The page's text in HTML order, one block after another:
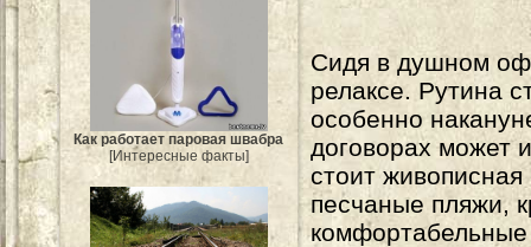
Как работает паровая швабра
[Интересные факты]
Сидя в душном
релаксе. Рутина
особенно
договорах может
стоит
песчаные пляжи,
комфортабельные